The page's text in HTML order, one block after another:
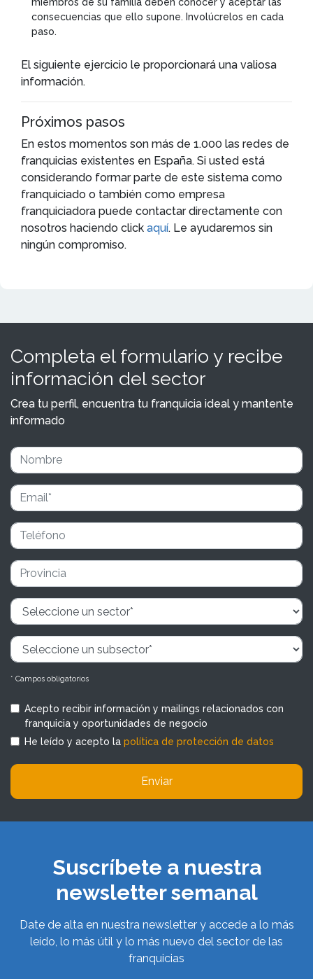
consecuencias que ello supone. Involúcrelos en cada
paso.
El siguiente ejercicio le proporcionará una valiosa
información.
Próximos pasos
En estos momentos son más de 1.000 las redes de
franquicias existentes en España. Si usted está
considerando formar parte de este sistema como
franquiciado o también como empresa
franquiciadora puede contactar directamente con
nosotros haciendo click aquí. Le ayudaremos sin
ningún compromiso.
Completa el formulario y recibe
información del sector
Crea tu perfil, encuentra tu franquicia ideal y mantente
informado
* Campos obligatorios
Acepto recibir información y mailings relacionados con
franquicia y oportunidades de negocio
He leído y acepto la política de protección de datos
Enviar
Suscríbete a nuestra
newsletter semanal
Date de alta en nuestra newsletter y accede a lo más
leído, lo más útil y lo más nuevo del sector de las
franquicias